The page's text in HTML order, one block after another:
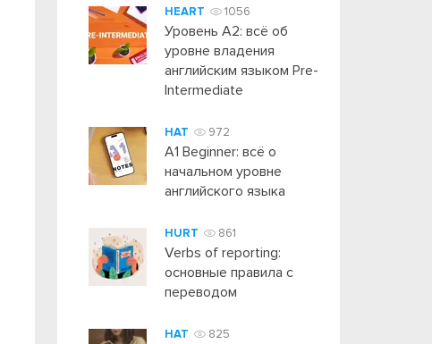
HEART 1056
Уровень А2: всё об
уровне владения
английским языком Pre-
Intermediate
HAT 972
A1 Beginner: всё о
начальном уровне
английского языка
HURT 861
Verbs of reporting:
основные правила с
переводом
HAT 825